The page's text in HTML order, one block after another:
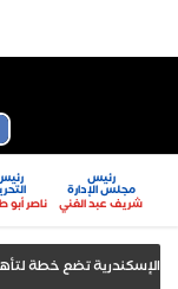
رئيس
مجلس الإدارة
شريف عبد الغني
ناصر أبو
تضع خطة لتأهيل